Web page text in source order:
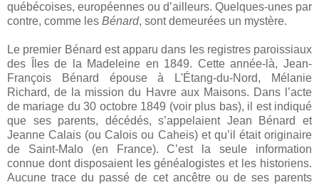
québécoises, européennes ou d’ailleurs. Quelques-unes par
contre, comme les Bénard, sont demeurées un mystère.
Le premier Bénard est apparu dans les registres paroissiaux
des Îles de la Madeleine en 1849. Cette année-là, Jean-
François Bénard épouse à L'Étang-du-Nord, Mélanie
Richard, de la mission du Havre aux Maisons. Dans l’acte
de mariage du 30 octobre 1849 (voir plus bas), il est indiqué
que ses parents, décédés, s’appelaient Jean Bénard et
Jeanne Calais (ou Calois ou Caheis) et qu’il était originaire
de Saint-Malo (en France). C’est la seule information
connue dont disposaient les généalogistes et les historiens.
Aucune trace du passé de cet ancêtre ou de ses parents